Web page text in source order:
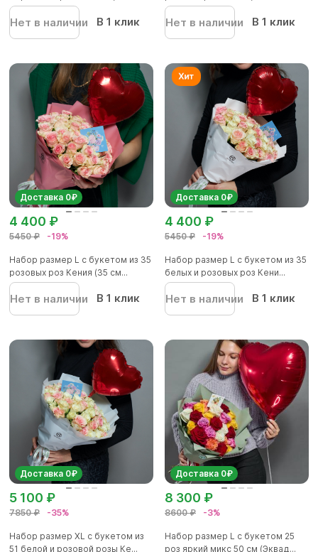
Нет в наличии В 1 клик Нет в наличии В 1 клик
Доставка 0₽
5450 ₽ -19%
4 400 ₽
Набор размер L с букетом из 35
розовых роз Кения (35 см...
Нет в наличии В 1 клик
Доставка 0₽
5450 ₽ -19%
4 400 ₽
Набор размер L с букетом из 35
белых и розовых роз Кени...
Нет в наличии В 1 клик
Доставка 0₽
7850 ₽ -35%
5 100 ₽
Набор размер XL с букетом из
51 белой и розовой розы Ке...
Доставка 0₽
8600 ₽ -3%
8 300 ₽
Набор размер L с букетом 25
роз яркий микс 50 см (Эквад...